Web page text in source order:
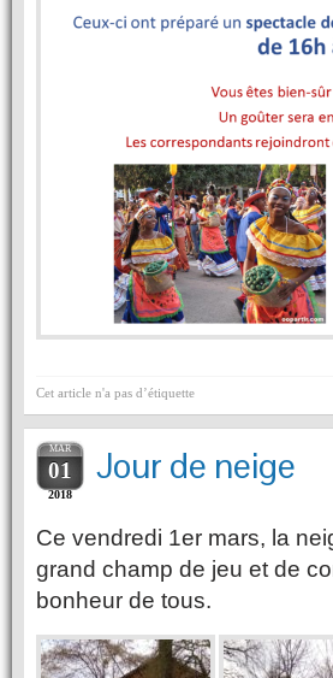
Cet article n'a pas d’étiquette
MAR
01
2018
Jour de neige
Ce vendredi 1er mars, la
grand champ de jeu et de
bonheur de tous.